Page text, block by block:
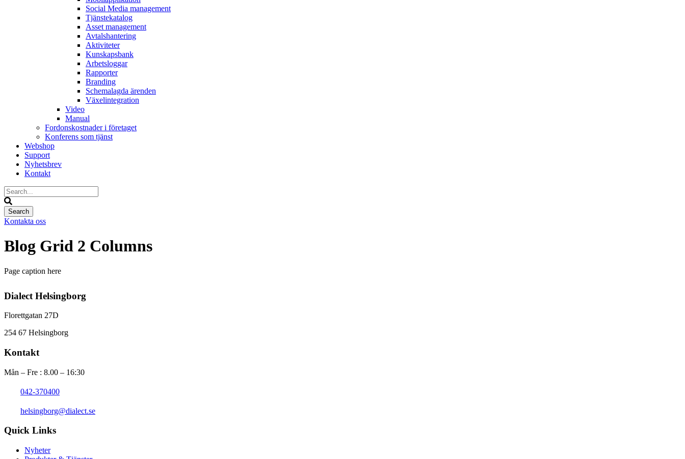
Social Media management
Tjänstekatalog
Asset management
Avtalshantering
Aktiviteter
Kunskapsbank
Arbetsloggar
Rapporter
Branding
Schemalagda ärenden
Växelintegration
Video
Manual
Fordonskostnader i företaget
Konferens som tjänst
Webshop
Support
Nyhetsbrev
Kontakt
Kontakta oss
Blog Grid 2 Columns
Page caption here
Dialect Helsingborg
Florettgatan 27D
254 67 Helsingborg
Kontakt
Mån – Fre : 8.00 – 16:30
042-370400
helsingborg@dialect.se
Quick Links
Nyheter